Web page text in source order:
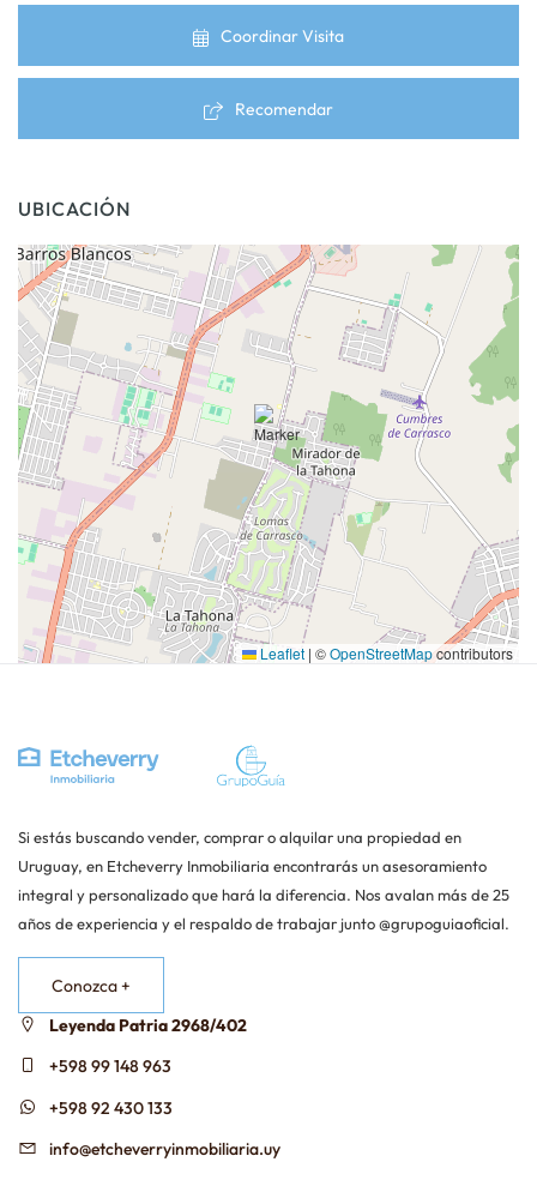
Coordinar Visita
Recomendar
UBICACIÓN
Leaflet | ©OpenStreetMapcontributors
Si estás buscando vender, comprar o alquilar una propiedad en
Uruguay, en Etcheverry Inmobiliaria encontrarás un asesoramiento
integral y personalizado que hará la diferencia. Nos avalan más de 25
años de experiencia y el respaldo de trabajar junto @grupoguiaoficial.
Conozca +
Leyenda Patria 2968/402
+598 99 148 963
+598 92 430 133
info@etcheverryinmobiliaria.uy